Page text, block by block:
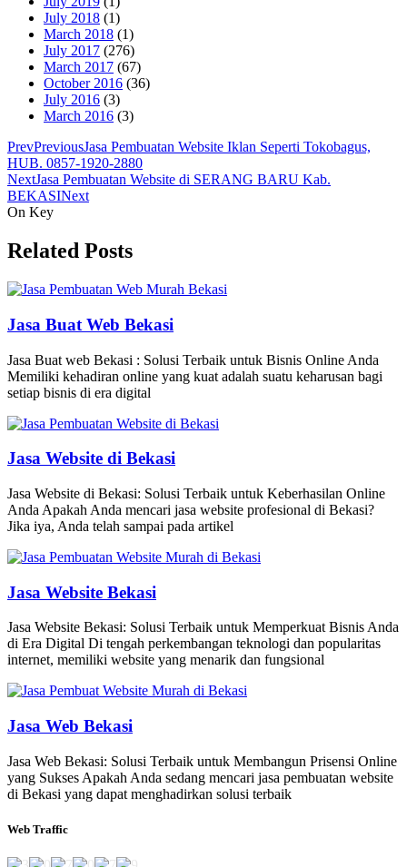
July 2018 (1)
March 2018 (1)
July 2017 (276)
March 2017 (67)
October 2016 (36)
July 2016 (3)
March 2016 (3)
PrevPreviousJasa Pembuatan Website Iklan Seperti Tokobagus,
HUB. 0857-1920-2880
NextJasa Pembuatan Website di SERANG BARU Kab.
BEKASINext
On Key
Related Posts
Jasa Buat Web Bekasi
Jasa Buat web Bekasi : Solusi Terbaik untuk Bisnis Online Anda
Memiliki kehadiran online yang kuat adalah suatu keharusan bagi
setiap bisnis di era digital
Jasa Website di Bekasi
Jasa Website di Bekasi: Solusi Terbaik untuk Keberhasilan Online
Anda Apakah Anda mencari jasa website profesional di Bekasi?
Jika iya, Anda telah sampai pada artikel
Jasa Website Bekasi
Jasa Website Bekasi: Solusi Terbaik untuk Memperkuat Bisnis Anda
di Era Digital Di tengah perkembangan teknologi dan popularitas
internet, memiliki website yang menarik dan fungsional
Jasa Web Bekasi
Jasa Web Bekasi: Solusi Terbaik untuk Membangun Prisensi Online
yang Sukses Apakah Anda sedang mencari jasa pembuatan website
di Bekasi yang dapat menghadirkan solusi terbaik
Web Traffic